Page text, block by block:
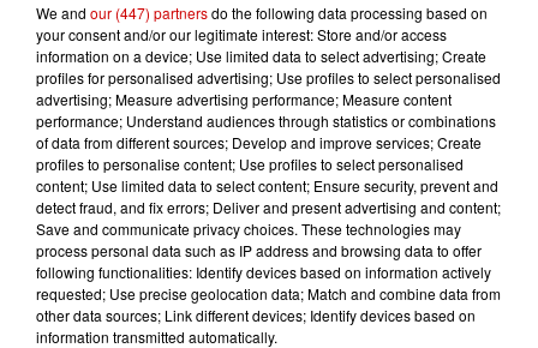
5 août 2026
"Attention au démarchage
abusif" : la préfecture de la
Gironde...
5 août 2026
À LA UNE : incendie à La
Rochelle, mégaferme de
saumons et succès...
We and our (447) partnersdo the following data processing based on
your consent and/or our legitimate interest: Store and/or access
information on a device; Use limited data to select advertising; Create
profiles for personalised advertising; Use profiles to select personalised
advertising; Measure advertising performance; Measure content
performance; Understand audiences through statistics or combinations
of data from different sources; Develop and improve services; Create
profiles to personalise content; Use profiles to select personalised
content; Use limited data to select content; Ensure security, prevent and
detect fraud, and fix errors; Deliver and present advertising and content;
Save and communicate privacy choices. These technologies may
process personal data such as IP address and browsing data to offer
following functionalities: Identify devices based on information actively
requested; Use precise geolocation data; Match and combine data from
other data sources; Link different devices; Identify devices based on
information transmitted automatically.